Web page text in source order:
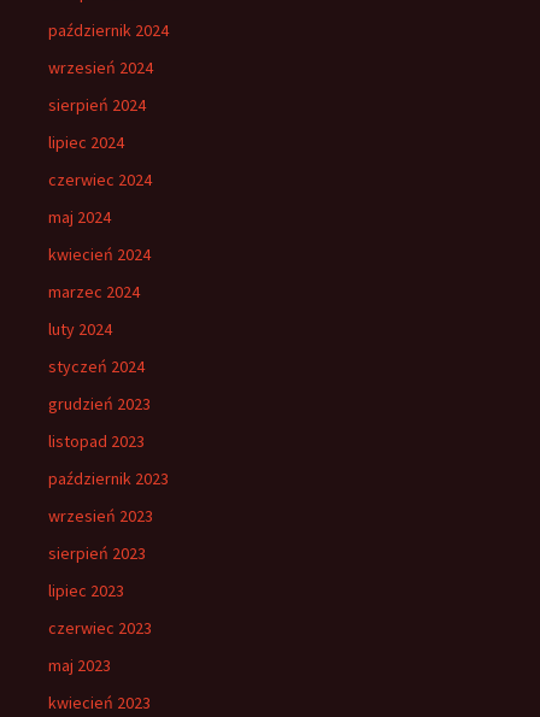
październik 2024
wrzesień 2024
sierpień 2024
lipiec 2024
czerwiec 2024
maj 2024
kwiecień 2024
marzec 2024
luty 2024
styczeń 2024
grudzień 2023
listopad 2023
październik 2023
wrzesień 2023
sierpień 2023
lipiec 2023
czerwiec 2023
maj 2023
kwiecień 2023